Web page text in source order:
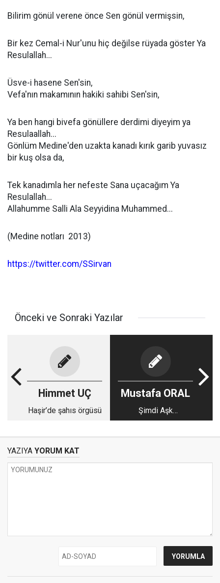
Bilirim gönül verene önce Sen gönül vermişsin,
Bir kez Cemal-i Nur'unu hiç değilse rüyada göster Ya
Resulallah...
Üsve-i hasene Sen'sin,
Vefa'nın makamının hakiki sahibi Sen'sin,
Ya ben hangi bivefa gönüllere derdimi diyeyim ya
Resulaallah...
Gönlüm Medine'den uzakta kanadı kırık garib yuvasız
bir kuş olsa da,
Tek kanadımla her nefeste Sana uçacağım Ya
Resulallah...
Allahumme Salli Ala Seyyidina Muhammed...
(Medine notları 2013)
https://twitter.com/SSirvan
Önceki ve Sonraki Yazılar
Himmet UÇ
Haşir’de şahıs örgüsü
Mustafa ORAL
Şimdi Aşk
Ebeddiyen…
YAZIYA YORUM KAT